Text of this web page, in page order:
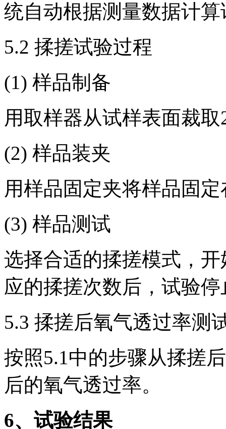
统自动根据测量数据计
5.2 揉搓试验过程
(1) 样品制备
用取样器从试样表面裁取
(2) 样品装夹
用样品固定夹将样品固
(3) 样品测试
选择合适的揉搓模式，
应的揉搓次数后，试验停
5.3 揉搓后氧气透过率测
按照5.1中的步骤从揉搓
后的氧气透过率。
6、试验结果